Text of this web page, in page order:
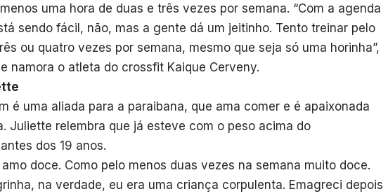
uma hora de duas e três vezes por semana. “Com a agenda
sendo fácil, não, mas a gente dá um jeitinho. Tento treinar pelo
ou quatro vezes por semana, mesmo que seja só uma horinha”,
namora o atleta do crossfit Kaique Cerveny.
é uma aliada para a paraibana, que ama comer e é apaixonada
Juliette relembra que já esteve com o peso acima do
dos 19 anos.
amo doce. Como pelo menos duas vezes na semana muito doce.
na verdade, eu era uma criança corpulenta. Emagreci depois